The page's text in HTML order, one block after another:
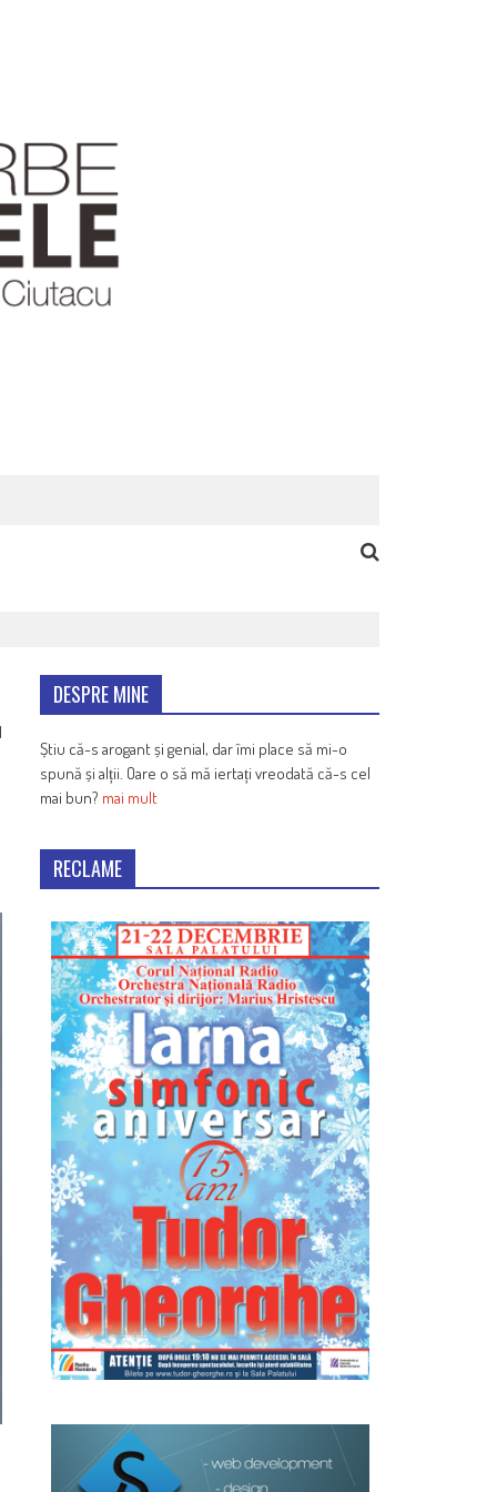
DESPRE MINE
Știu că-s arogant și genial, dar îmi place să mi-o
spună și alții. Oare o să mă iertați vreodată că-s cel
mai bun? mai mult
RECLAME